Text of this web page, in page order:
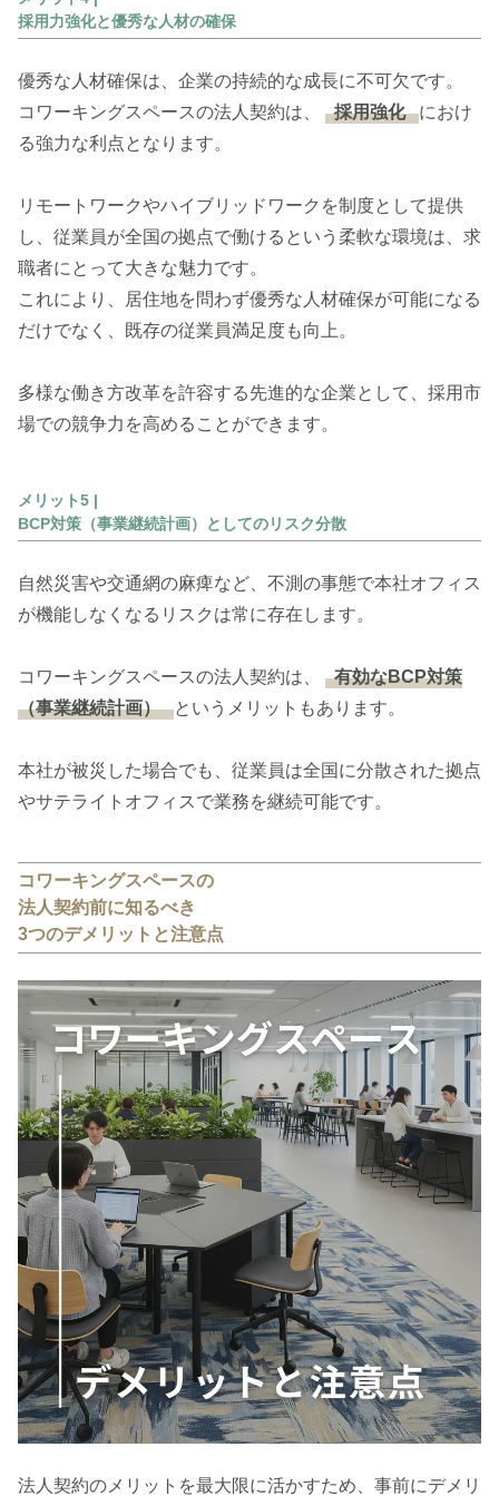
採用力強化と優秀な人材の確保
優秀な人材確保は、企業の持続的な成長に不可欠です。
コワーキングスペースの法人契約は、
採用強化 におけ
る強力な利点となります。
リモートワークやハイブリッドワークを制度として提供
し、従業員が全国の拠点で働けるという柔軟な環境は、求
職者にとって大きな魅力です。
これにより、居住地を問わず優秀な人材確保が可能になる
だけでなく、既存の従業員満足度も向上。
多様な働き方改革を許容する先進的な企業として、採用市
場での競争力を高めることができます。
メリット5 |
BCP対策（事業継続計画）としてのリスク分散
自然災害や交通網の麻痺など、不測の事態で本社オフィス
が機能しなくなるリスクは常に存在します。
コワーキングスペースの法人契約は、
有効なBCP対策
（事業継続計画） というメリットもあります。
本社が被災した場合でも、従業員は全国に分散された拠点
やサテライトオフィスで業務を継続可能です。
コワーキングスペースの
法人契約前に知るべき
3つのデメリットと注意点
法人契約のメリットを最大限に活かすため、事前にデメリ